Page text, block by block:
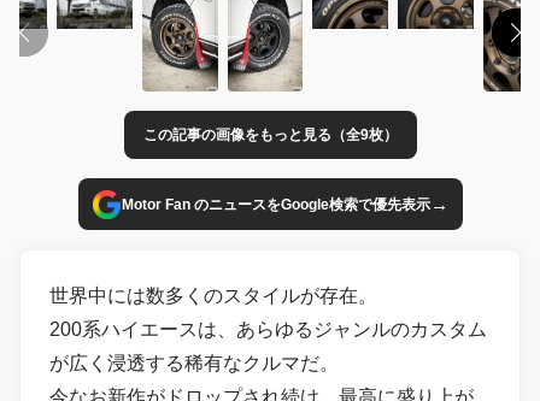
この記事の画像をもっと見る（全9枚）
Motor Fan のニュースをGoogle検索で優先表示→
世界中には数多くのスタイルが存在。
200系ハイエースは、あらゆるジャンルのカスタム
が広く浸透する稀有なクルマだ。